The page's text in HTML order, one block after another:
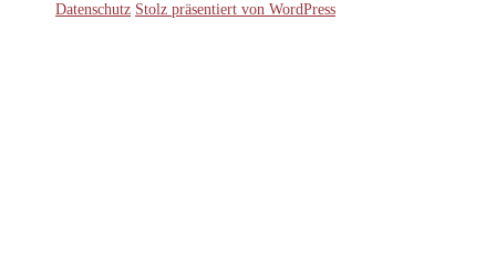
Datenschutz Stolz präsentiert von WordPress